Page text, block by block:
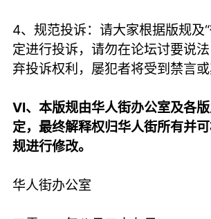
4、规范投诉：请大家根据版规及
定进行投诉，请勿在论坛讨要说
弃投诉权利，屡犯者将受到禁言或
VI、本版规由华人街办公室及各
定，最终解释权归华人街所有并
规进行修改。
华人街办公室